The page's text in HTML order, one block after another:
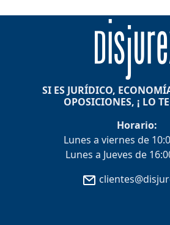
SI ES JURÍDICO,
OPOSICIONES, ¡ LO
Horario:
Lunes a viernes de
Lunes a Jueves de